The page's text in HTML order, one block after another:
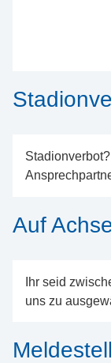
Auf
Ihr seid
uns zu